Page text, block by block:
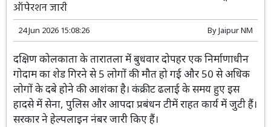
ऑपेरशन जारी
24 Jun 2026 15:08:26 ByJaipur NM
दक्षिण कोलकाता के तारातला में बुधवार दोपहर एक निर्माणाधीन
गोदाम का शेड गिरने से 5 लोगों की मौत हो गई और 50 से अधिक
लोगों के दबे होने की आशंका है। कंक्रीट ढलाई के समय हुए इस
हादसे में सेना, पुलिस और आपदा प्रबंधन टीमें राहत कार्य में जुटी हैं।
सरकार ने हेल्पलाइन नंबर जारी किए हैं।